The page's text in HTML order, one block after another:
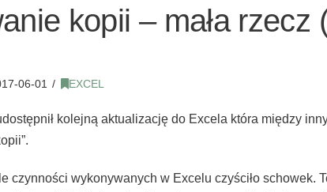
kopii – mała rzecz
06-01 EXCEL
kolejną aktualizację do Excela która między
czynności wykonywanych w Excelu czyściło schowek.